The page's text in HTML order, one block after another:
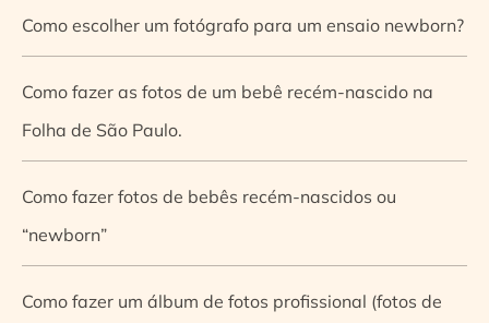
Como escolher um fotógrafo para um ensaio newborn?
Como fazer as fotos de um bebê recém-nascido na
Folha de São Paulo.
Como fazer fotos de bebês recém-nascidos ou
“newborn”
Como fazer um álbum de fotos profissional (fotos de